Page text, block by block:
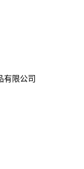
有限公司